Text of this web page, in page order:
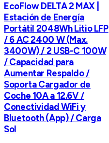
EcoFlow DELTA 2 MAX |
Estación de Energía
Portátil 2048Wh Litio LFP
/ 6 AC 2400 W (Max.
3400W) / 2 USB-C 100W
/ Capacidad para
Aumentar Respaldo /
Soporta Cargador de
Coche 10A a 12.6V /
Conectividad WiFi y
Bluetooth (App) / Carga
Sol